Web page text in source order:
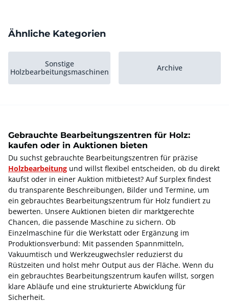
Ähnliche Kategorien
Sonstige
Holzbearbeitungsmaschinen
Archive
Gebrauchte Bearbeitungszentren für Holz:
kaufen oder in Auktionen bieten
Du suchst gebrauchte Bearbeitungszentren für präzise
Holzbearbeitung und willst flexibel entscheiden, ob du direkt
kaufst oder in einer Auktion mitbietest? Auf Surplex findest
du transparente Beschreibungen, Bilder und Termine, um
ein gebrauchtes Bearbeitungszentrum für Holz fundiert zu
bewerten. Unsere Auktionen bieten dir marktgerechte
Chancen, die passende Maschine zu sichern. Ob
Einzelmaschine für die Werkstatt oder Ergänzung im
Produktionsverbund: Mit passenden Spannmitteln,
Vakuumtisch und Werkzeugwechsler reduzierst du
Rüstzeiten und holst mehr Output aus der Fläche. Wenn du
ein gebrauchtes Bearbeitungszentrum kaufen willst, sorgen
klare Abläufe und eine strukturierte Abwicklung für
Sicherheit.